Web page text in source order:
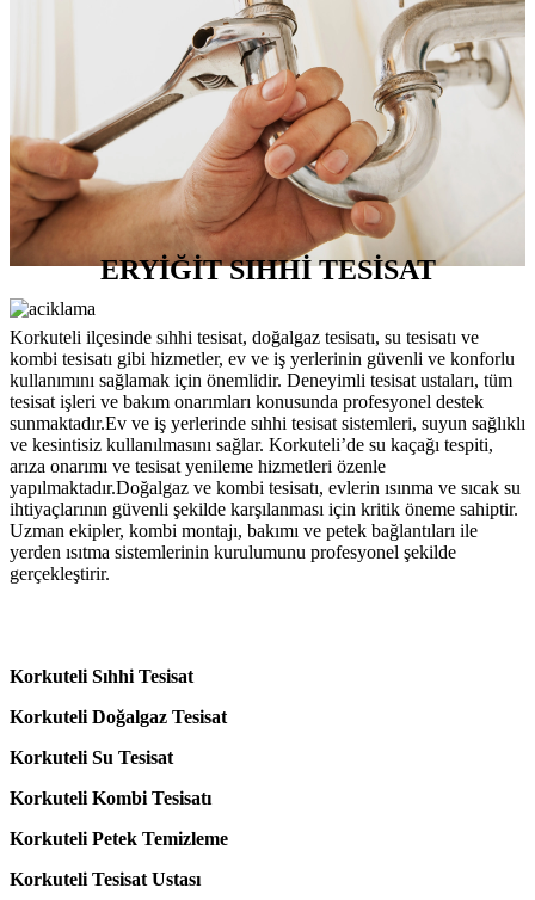
ERYİĞİT SIHHİ TESİSAT
Korkuteli ilçesinde sıhhi tesisat, doğalgaz tesisatı, su tesisatı ve
kombi tesisatı gibi hizmetler, ev ve iş yerlerinin güvenli ve konforlu
kullanımını sağlamak için önemlidir. Deneyimli tesisat ustaları, tüm
tesisat işleri ve bakım onarımları konusunda profesyonel destek
sunmaktadır.Ev ve iş yerlerinde sıhhi tesisat sistemleri, suyun sağlıklı
ve kesintisiz kullanılmasını sağlar. Korkuteli’de su kaçağı tespiti,
arıza onarımı ve tesisat yenileme hizmetleri özenle
yapılmaktadır.Doğalgaz ve kombi tesisatı, evlerin ısınma ve sıcak su
ihtiyaçlarının güvenli şekilde karşılanması için kritik öneme sahiptir.
Uzman ekipler, kombi montajı, bakımı ve petek bağlantıları ile
yerden ısıtma sistemlerinin kurulumunu profesyonel şekilde
gerçekleştirir.
Korkuteli Sıhhi Tesisat
Korkuteli Doğalgaz Tesisat
Korkuteli Su Tesisat
Korkuteli Kombi Tesisatı
Korkuteli Petek Temizleme
Korkuteli Tesisat Ustası